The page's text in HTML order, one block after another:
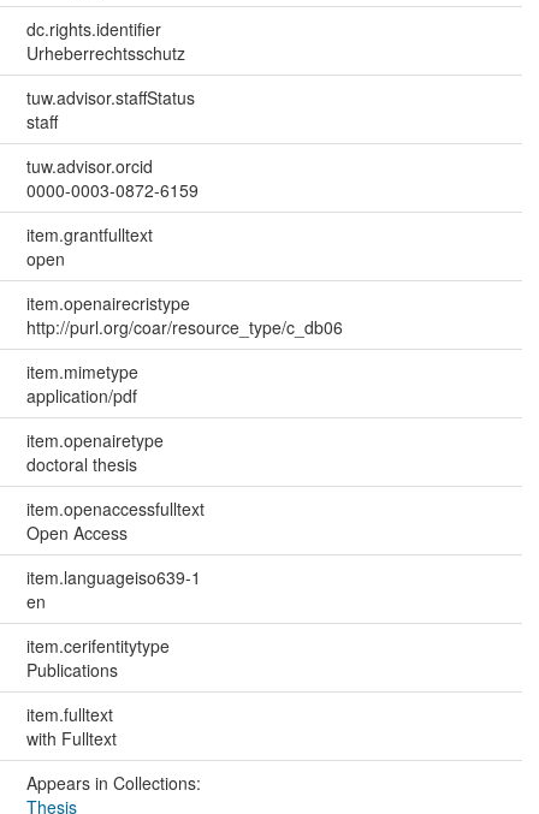
dc.rights.identifier
Urheberrechtsschutz
tuw.advisor.staffStatus
staff
tuw.advisor.orcid
0000-0003-0872-6159
item.grantfulltext
open
item.openairecristype
http://purl.org/coar/resource_type/c_db06
item.mimetype
application/pdf
item.openairetype
doctoral thesis
item.openaccessfulltext
Open Access
item.languageiso639-1
en
item.cerifentitytype
Publications
item.fulltext
with Fulltext
Appears in Collections:
Thesis